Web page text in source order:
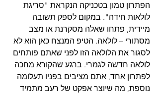
הפתרון טמון בטכניקה הנקראת "סריגת
לולאות חידה". במקום לספק תשובה
מיידית, פתחו שאלה מסקרנת או מצב
מסתורי – לולאה. הטיפ המנצח כאן הוא לא
לסגור את הלולאה הזו לפני שאתם פותחים
לולאה חדשה לגמרי. ברגע שהקורא מחכה
לפתרון אחד, אתם מציבים בפניו תעלומה
נוספת, מה שיוצר אפקט של רעב מתמיד